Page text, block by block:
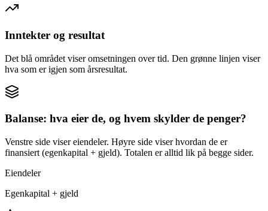
Inntekter og resultat
Det blå området viser omsetningen over tid. Den grønne linjen viser
hva som er igjen som årsresultat.
Balanse: hva eier de, og hvem skylder de penger?
Venstre side viser eiendeler. Høyre side viser hvordan de er
finansiert (egenkapital + gjeld). Totalen er alltid lik på begge sider.
Eiendeler
Egenkapital + gjeld